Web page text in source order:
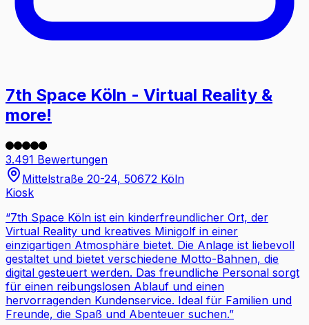
7th Space Köln - Virtual Reality &
more!
3.491 Bewertungen
Mittelstraße 20-24, 50672 Köln
Kiosk
“7th Space Köln ist ein kinderfreundlicher Ort, der
Virtual Reality und kreatives Minigolf in einer
einzigartigen Atmosphäre bietet. Die Anlage ist liebevoll
gestaltet und bietet verschiedene Motto-Bahnen, die
digital gesteuert werden. Das freundliche Personal sorgt
für einen reibungslosen Ablauf und einen
hervorragenden Kundenservice. Ideal für Familien und
Freunde, die Spaß und Abenteuer suchen.”